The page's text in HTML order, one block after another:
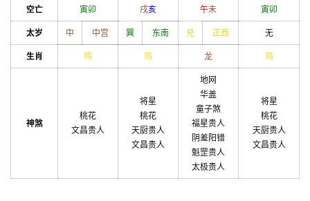
空亡 寅卯 戌亥 午未 寅卯
太岁 中 中宫 巽 东南 兑 正西 无
生肖 鸡 鸡 龙 鸡
神煞
桃花
文昌贵人
将星
桃花
天厨贵人
文昌贵人
地网
华盖
童子煞
福星贵人
阴差阳错
魁罡贵人
太极贵人
将星
桃花
天厨贵人
文昌贵人